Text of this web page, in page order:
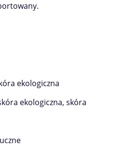
ekologiczna
ekologiczna, skóra